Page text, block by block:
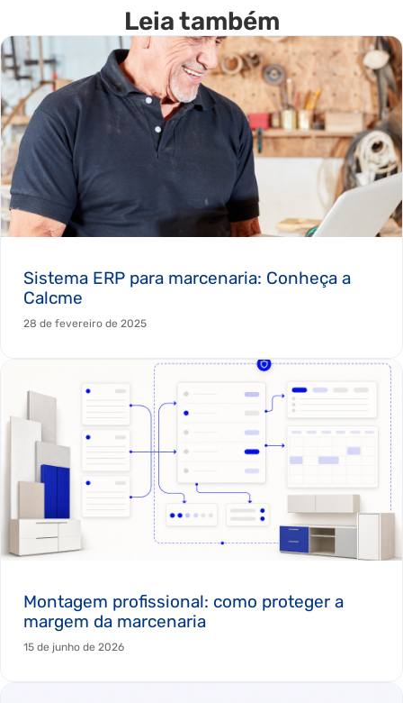
Leia também
Sistema ERP para marcenaria: Conheça a
Calcme
28 de fevereiro de 2025
Montagem profissional: como proteger a
margem da marcenaria
15 de junho de 2026